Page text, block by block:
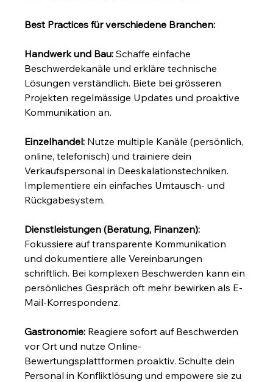
Best Practices für verschiedene Branchen:
Handwerk und Bau: Schaffe einfache
Beschwerdekanäle und erkläre technische
Lösungen verständlich. Biete bei grösseren
Projekten regelmässige Updates und proaktive
Kommunikation an.
Einzelhandel: Nutze multiple Kanäle (persönlich,
online, telefonisch) und trainiere dein
Verkaufspersonal in Deeskalationstechniken.
Implementiere ein einfaches Umtausch- und
Rückgabesystem.
Dienstleistungen (Beratung, Finanzen):
Fokussiere auf transparente Kommunikation
und dokumentiere alle Vereinbarungen
schriftlich. Bei komplexen Beschwerden kann ein
persönliches Gespräch oft mehr bewirken als E-
Mail-Korrespondenz.
Gastronomie: Reagiere sofort auf Beschwerden
vor Ort und nutze Online-
Bewertungsplattformen proaktiv. Schulte dein
Personal in Konfliktlösung und empowere sie zu